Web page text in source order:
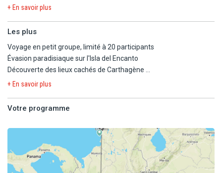
richesse historique de Carthagène, la résilience créative de
et mémoire vivante, chaque étape offre un regard intime sur
île préservée de la mer des Caraïbes, où le luxe se conjugue au
calme et à la simplicité. Un itinéraire entre énergie urbaine et
échappées naturelles, pensé pour les voyageurs curieux et
sensibles.
+ En savoir plus
Les plus
Voyage en petit groupe, limité à 20 participants
Évasion paradisiaque sur l'Isla del Encanto
Découverte des lieux cachés de Carthagène
Plongée dans l'histoire de la Colombie
+ En savoir plus
Votre programme